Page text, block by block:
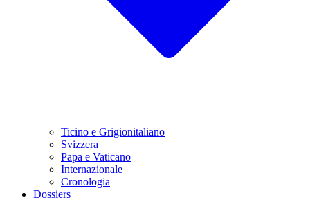
Ticino e Grigionitaliano
Svizzera
Papa e Vaticano
Internazionale
Cronologia
Dossiers